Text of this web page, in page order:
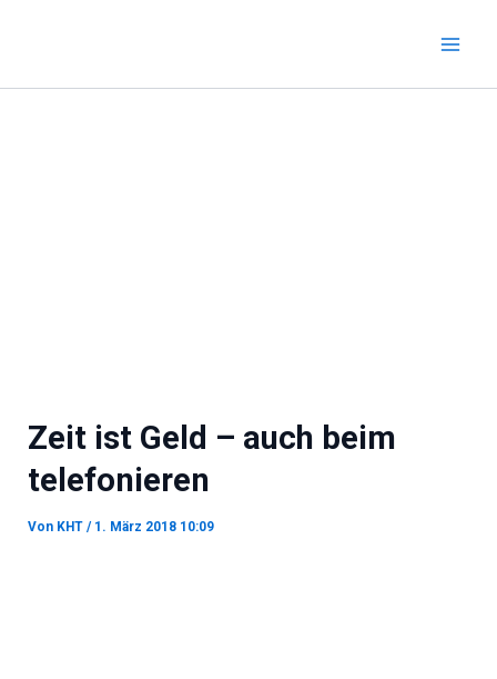
Zeit ist Geld – auch beim
telefonieren
Von KHT / 1. März 2018 10:09